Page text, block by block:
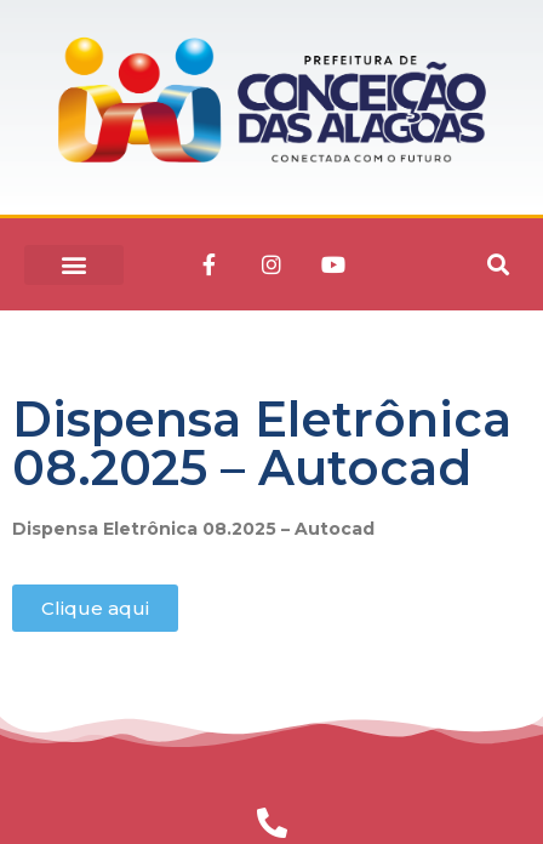
Dispensa Eletrônica
08.2025 – Autocad
Dispensa Eletrônica 08.2025 – Autocad
Clique aqui